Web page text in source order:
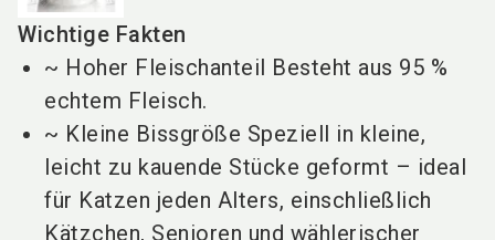
Wichtige Fakten
~ Hoher Fleischanteil Besteht aus 95 %
echtem Fleisch.
~ Kleine Bissgröße Speziell in kleine,
leicht zu kauende Stücke geformt – ideal
für Katzen jeden Alters, einschließlich
Kätzchen, Senioren und wählerischer